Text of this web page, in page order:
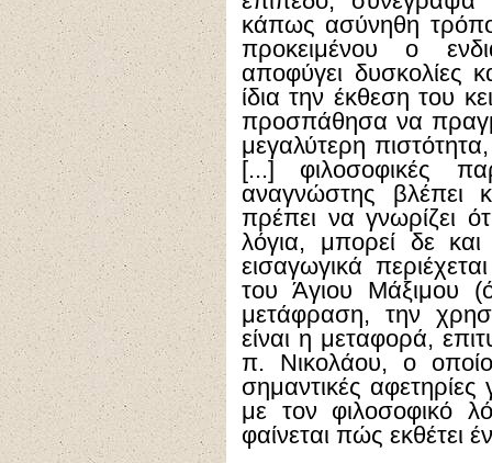
κάπως ασύνηθη
προκειμένου ο
αποφύγει δυσκολίες
ίδια την έκθεση του
προσπάθησα να
μεγαλύτερη
[...] φιλοσοφικές
αναγνώστης βλέπει
πρέπει να γνωρίζει
λόγια, μπορεί δε
εισαγωγικά
του Άγιου Μάξιμου
μετάφραση, την
είναι η μεταφορά,
π. Νικολάου, ο
σημαντικές
με τον φιλοσοφικό
φαίνεται πώς εκθέτει